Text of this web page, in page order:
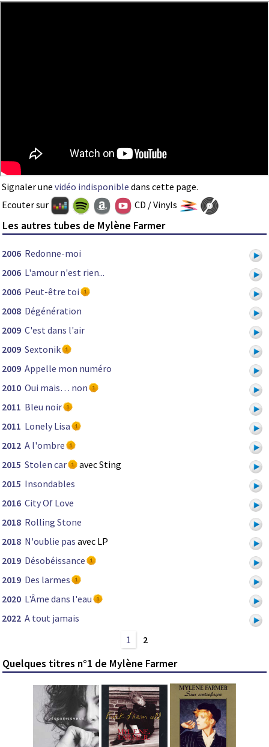
Signaler une vidéo indisponible dans cette page.
Ecouter sur
CD / Vinyls
Les autres tubes de Mylène Farmer
2006 Redonne-moi
2006 L'amour n'est rien...
2006 Peut-être toi
2008 Dégénération
2009 C'est dans l'air
2009 Sextonik
2009 Appelle mon numéro
2010 Oui mais… non
2011 Bleu noir
2011 Lonely Lisa
2012 A l'ombre
2015 Stolen car
avec Sting
2015 Insondables
2016 City Of Love
2018 Rolling Stone
2018 N'oublie pas avec LP
2019 Désobéissance
2019 Des larmes
2020 L'Âme dans l'eau
2022 А tout jamais
1
2
Quelques titres n°1 de Mylène Farmer